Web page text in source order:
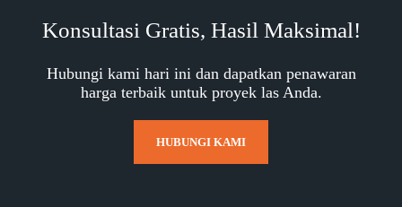
Konsultasi Gratis, Hasil Maksimal!
Hubungi kami hari ini dan dapatkan penawaran
harga terbaik untuk proyek las Anda.
HUBUNGI KAMI